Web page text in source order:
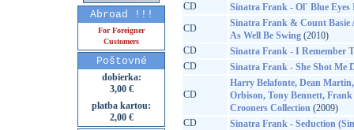
Abroad !!!
For Foreigner
Customers
Poštovné
dobierka:
3,00 €
platba kartou:
2,00 €
CD
Sinatra Frank - Ol` Blue Eyes
CD
Sinatra Frank & Count
As Well Be Swing(2010)
CD
Sinatra Frank - I Remember
CD
Sinatra Frank - She Shot Me
CD
Harry Belafonte, Dean Martin,
Orbison, Tony Bennett,
Crooners Collection(2009)
CD
Sinatra Frank - Seduction